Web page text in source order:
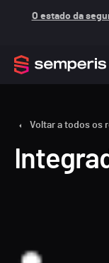
O estado da
Voltar a todos os